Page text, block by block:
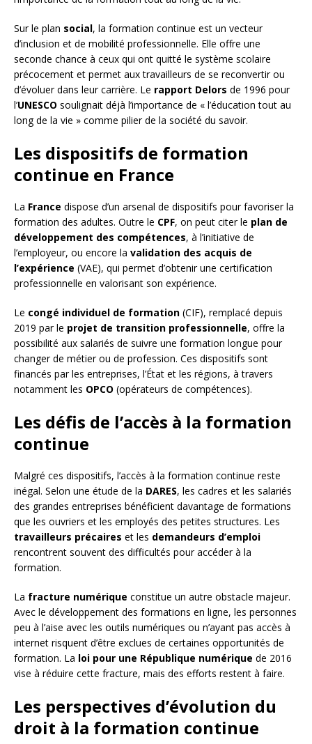
Sur le plan social, la formation continue est un vecteur
d’inclusion et de mobilité professionnelle. Elle offre une
seconde chance à ceux qui ont quitté le système scolaire
précocement et permet aux travailleurs de se reconvertir ou
d’évoluer dans leur carrière. Le rapport Delors de 1996 pour
l’UNESCO soulignait déjà l’importance de « l’éducation tout au
long de la vie » comme pilier de la société du savoir.
Les dispositifs de formation
continue en France
La France dispose d’un arsenal de dispositifs pour favoriser la
formation des adultes. Outre le CPF, on peut citer le plan de
développement des compétences, à l’initiative de
l’employeur, ou encore la validation des acquis de
l’expérience (VAE), qui permet d’obtenir une certification
professionnelle en valorisant son expérience.
Le congé individuel de formation (CIF), remplacé depuis
2019 par le projet de transition professionnelle, offre la
possibilité aux salariés de suivre une formation longue pour
changer de métier ou de profession. Ces dispositifs sont
financés par les entreprises, l’État et les régions, à travers
notamment les OPCO (opérateurs de compétences).
Les défis de l’accès à la formation
continue
Malgré ces dispositifs, l’accès à la formation continue reste
inégal. Selon une étude de la DARES, les cadres et les salariés
des grandes entreprises bénéficient davantage de formations
que les ouvriers et les employés des petites structures. Les
travailleurs précaires et les demandeurs d’emploi
rencontrent souvent des difficultés pour accéder à la
formation.
La fracture numérique constitue un autre obstacle majeur.
Avec le développement des formations en ligne, les personnes
peu à l’aise avec les outils numériques ou n’ayant pas accès à
internet risquent d’être exclues de certaines opportunités de
formation. La loi pour une République numérique de 2016
vise à réduire cette fracture, mais des efforts restent à faire.
Les perspectives d’évolution du
droit à la formation continue